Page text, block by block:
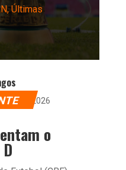
,Últimas
de 2026
o